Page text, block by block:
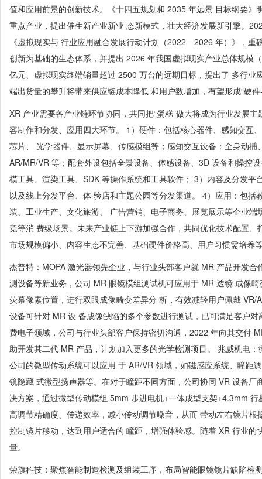
值和应用前景的创新技术。《十四五规划和 2035 年远景 目标纲要》
重点产业，提出催生新产业新业 态新模式，壮大经济发展新引擎。
《虚拟现实与 行业应用融合发展行动计划（2022—2026 年）》，重
创新为基础的生态体系，并提出 2026 年我国虚拟现实产业总体规模
亿元、虚拟现实终端销量超过 2500 万台的远期目标，提出了 多行业
端出货量的攀升将带来供应链成本降低 和用户数增加，有望形成“硬
XR 产业需要各产业链环节协同，共同把“蛋糕”做大将成为行业发展
容制作和分发、应用四大环节。 1）硬件：包括核心器件、感知交互
芯片、 光学器件、显示屏幕、传感模组等；感知交互设备：全身动
AR/MR/VR 等；配套外设包括全景设备、体感设备、3D 设备和操控
模工具、渲染工具、SDK 等操作系统和工具软件； 3）内容及分发平
以及线上分发平台、体 验店和主题公园等分发渠道。 4）应用：包括
装、工业生产、文化旅游、 广告营销、电子商务、展览展示等企业
竞等消 费级场景。未来产业链上下游加强合作，共同优化技术配置
市场规模偏小、内容生态不完善、基础硬件价格高、用户习惯需培养
杰普特：MOPA 激光器领先企业，与行业头部客户就 MR 产品开发
测设备等新业务，公司 MR 眼镜模组测试机可应用于 MR 透镜 成像
荧幕像素位置，进行双眼成像畸变差异分 析，有效减轻用户佩戴
设备可针对 MR 设 备成像缺陷的多个参数进行测试，已可满足客户
费电子领域，公司与行业头部客户保持密切沟通，2022 年向其交付
助开发其二代 MR 产品，计划加入更多的光学检测项目。 兆威机电
公司的微型传动系统可以应用 于 AR/VR 领域，如磁感应系统、瞳距
镜隐藏 式微型扬声器等。在对于瞳距不同方面，公司协同 VR 设备
决方案，通过微型传动模组 5mm 步进电机+一体成型支架+4.3mm
高调节精确度、传递效率，减小传动调节噪音，从而 带动左右镜片
控制镜片移动，达到用户适合的 瞳距，增强体验感。随着 XR 行业
量。
荣旗科技：聚焦智能制造检测及组装工序，布局智能眼镜镜片缺陷检